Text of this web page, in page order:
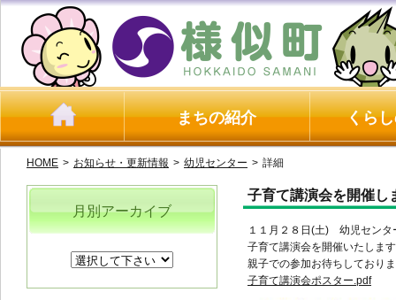
まちの紹介 くら
HOME > お知らせ・更新情報 > 幼児センター > 詳細
子育て講演会を開催し
１１月２８日(土) 幼児センタ
子育て講演会を開催いたします
親子での参加お待ちしており
子育て講演会ポスター.pdf
月別アーカイブ